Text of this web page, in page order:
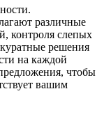
различные
контроля слепых
решения
на каждой
чтобы
вашим